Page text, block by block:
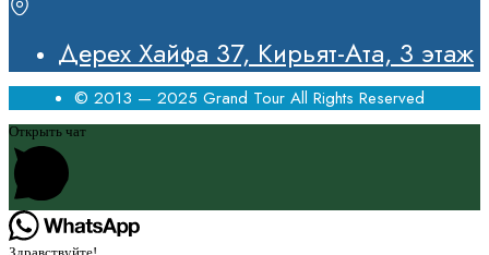
Дерех Хайфа 37, Кирьят-Ата, 3 этаж
© 2013 — 2025 Grand Tour All Rights Reserved
Открыть чат